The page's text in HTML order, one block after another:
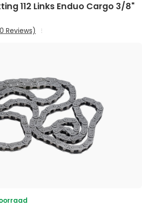
112 Links Enduo Cargo 3/8"
Reviews)